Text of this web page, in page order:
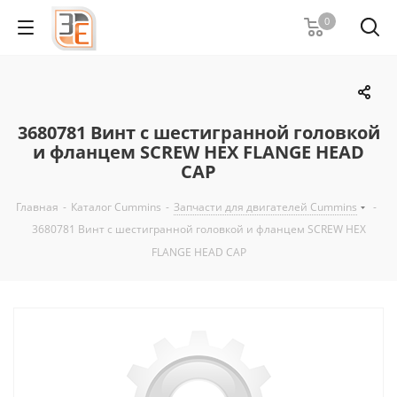
0
3680781 Винт с шестигранной головкой
и фланцем SCREW HEX FLANGE HEAD
CAP
Главная - Каталог Cummins - Запчасти для двигателей Cummins
-
3680781 Винт с шестигранной головкой и фланцем SCREW HEX
FLANGE HEAD CAP